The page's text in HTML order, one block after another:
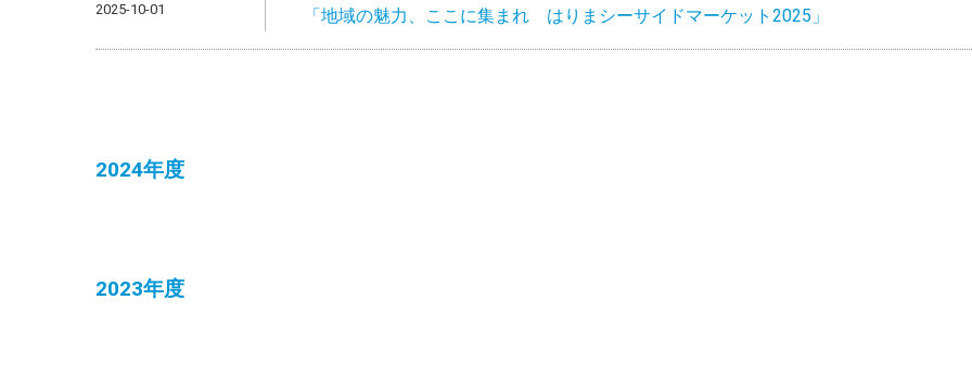
2025-10-01 「地域の魅力、ここに集まれ はりまシーサイドマーケット2025」
2024年度
2023年度